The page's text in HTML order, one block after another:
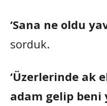
‘Sana ne oldu
sorduk.
‘Üzerlerinde ak
adam gelip beni